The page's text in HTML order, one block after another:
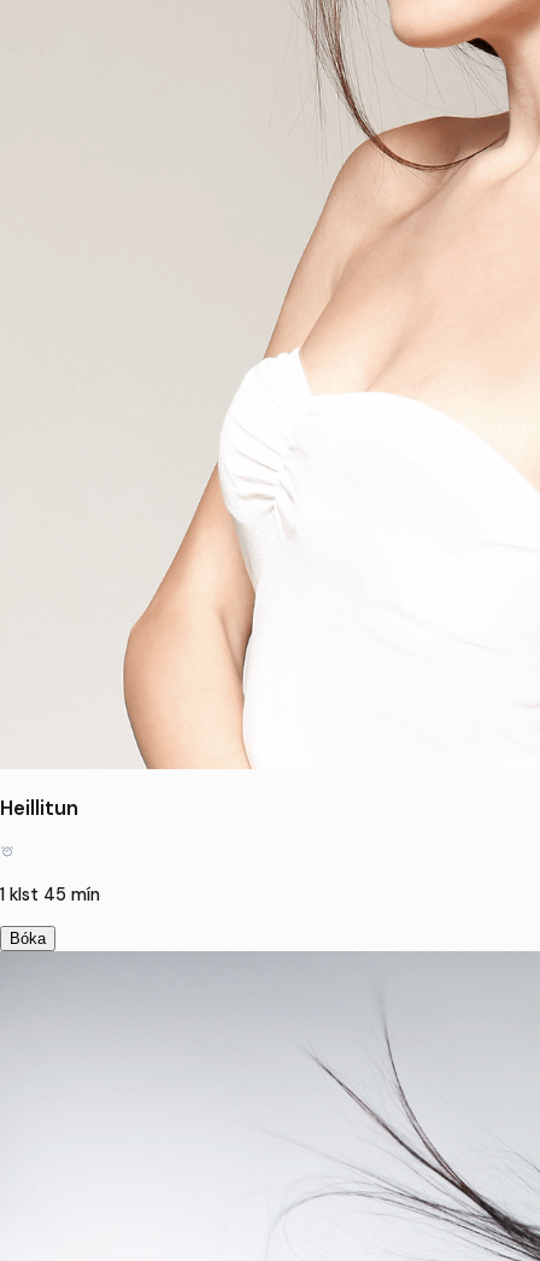
Heillitun
1 klst 45 mín
Bóka